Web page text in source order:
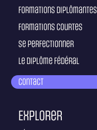
Formations diplômantes
Formations courtes
Se perfectionner
Le diplôme fédéral
Contact
Explorer